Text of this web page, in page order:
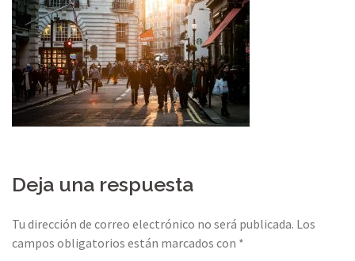
Deja una respuesta
Tu dirección de correo electrónico no será publicada. Los
campos obligatorios están marcados con *